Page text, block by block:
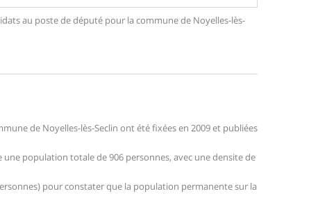
au poste de député pour la commune de Noyelles-lès-
de Noyelles-lès-Seclin ont été fixées en 2009 et publiées
population totale de 906 personnes, avec une densite de
pour constater que la population permanente sur la